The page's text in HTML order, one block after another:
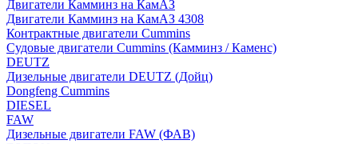
Двигатели Камминз на КамАЗ
Двигатели Камминз на КамАЗ 4308
Контрактные двигатели Cummins
Судовые двигатели Cummins (Камминз / Каменс)
DEUTZ
Дизельные двигатели DEUTZ (Дойц)
Dongfeng Cummins
DIESEL
FAW
Дизельные двигатели FAW (ФАВ)